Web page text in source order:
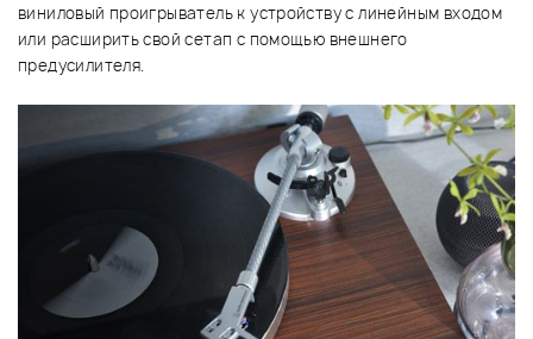
виниловый проигрыватель к устройству с линейным входом
или расширить свой сетап с помощью внешнего
предусилителя.